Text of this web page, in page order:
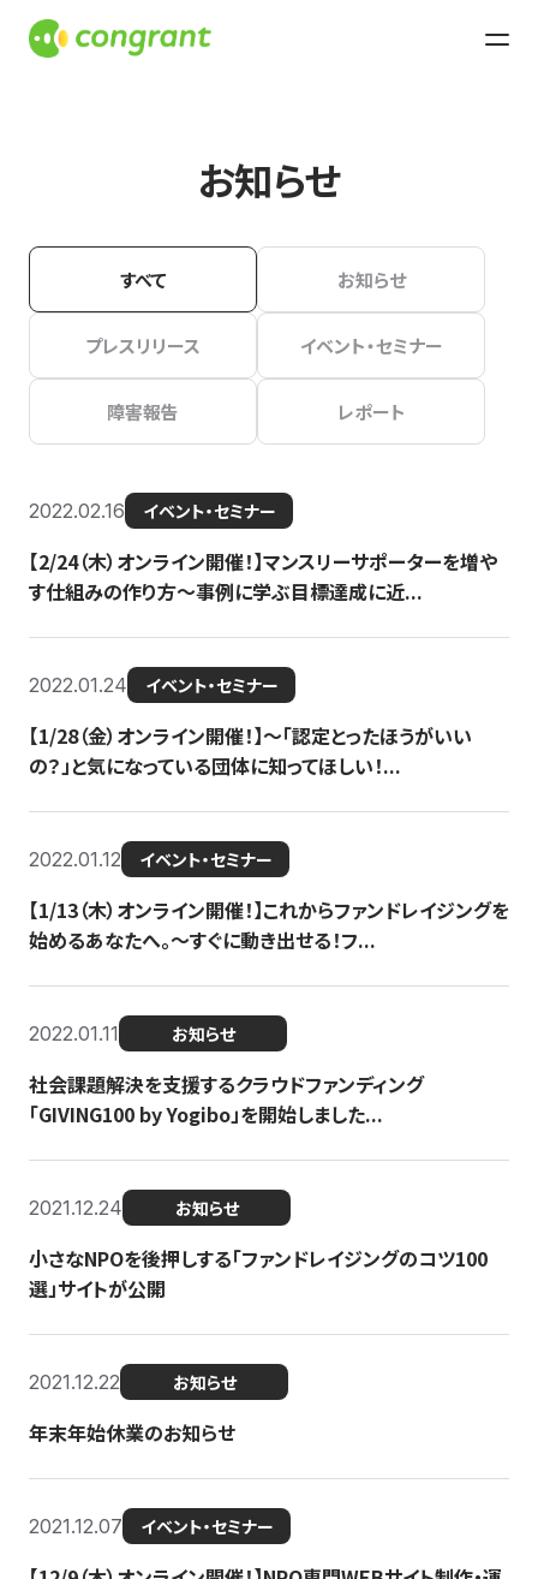
お知らせ
すべて お知らせ
プレスリリース イベント・セミナー
障害報告 レポート
2022.02.16 イベント・セミナー
【2/24（木）オンライン開催！】マンスリーサポーターを増や
す仕組みの作り方〜事例に学ぶ目標達成に近...
2022.01.24 イベント・セミナー
【1/28（金）オンライン開催！】〜「認定とったほうがいい
の？」と気になっている団体に知ってほしい！...
2022.01.12 イベント・セミナー
【1/13（木）オンライン開催！】これからファンドレイジングを
始めるあなたへ。〜すぐに動き出せる！フ...
2022.01.11 お知らせ
社会課題解決を支援するクラウドファンディング
「GIVING100 by Yogibo」を開始しました...
2021.12.24 お知らせ
小さなNPOを後押しする「ファンドレイジングのコツ100
選」サイトが公開
2021.12.22 お知らせ
年末年始休業のお知らせ
2021.12.07 イベント・セミナー